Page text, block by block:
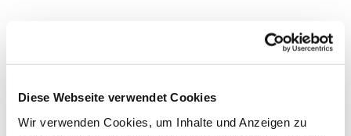
Diese Webseite verwendet Cookies
Wir verwenden Cookies, um Inhalte und Anzeigen zu
interessieren